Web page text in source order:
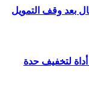
بعد وقف التمويل
لتخفيف حدة